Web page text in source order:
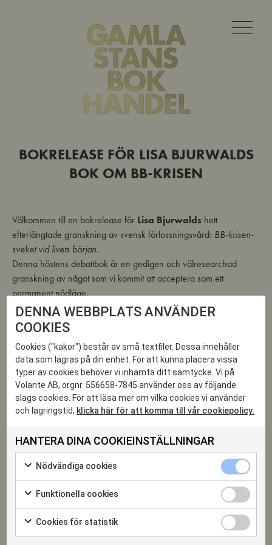
BOKRELEASE FÖR LISA BJURWALDS
BOK OM BB-KRISEN
Välkommen till en bokrelease för Lisa Bjurwalds hett
efterlängtade granskning av svensk förlossningsvård: BB-krisen-
sveket vid livets början.
Denna höstens debattbok är en gedigen och välresearchad
granskning av något som vi kommit att acceptera som ett
permanent nödläge.
Detta rör alla, inte bara kvinnor i fertil ålder. För vad säger det om
vårt samhälle att vi värderar livets viktigaste stund så lågt?
20
SEP 2019
DELA EVENTET
DENNA WEBBPLATS ANVÄNDER
COOKIES
Cookies ("kakor") består av små textfiler. Dessa innehåller
data som lagras på din enhet. För att kunna placera vissa
typer av cookies behöver vi inhämta ditt samtycke. Vi på
Volante AB, orgnr. 556658-7845 använder oss av följande
slags cookies. För att läsa mer om vilka cookies vi använder
och lagringstid, klicka här för att komma till vår cookiepolicy.
HANTERA DINA COOKIEINSTÄLLNINGAR
Nödvändiga cookies
att
samtycka
användning
av
Nödvändiga
cookies
kryssruta
Funktionella cookies
att
samtycka
Funktionella
cookies
kryssruta
Cookies för statistik
Cookies
för
statistik